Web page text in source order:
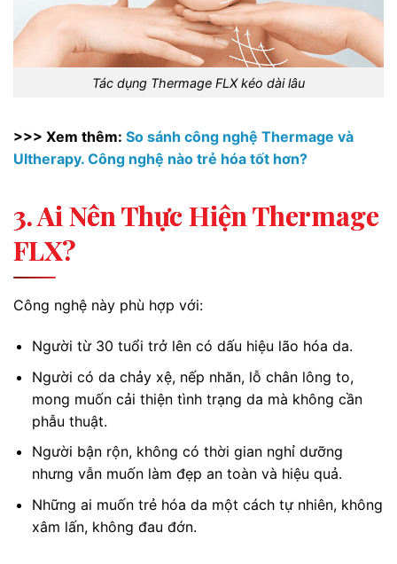
Tác dụng Thermage FLX kéo dài lâu
>>> Xem thêm: So sánh công nghệ Thermage và
Ultherapy. Công nghệ nào trẻ hóa tốt hơn?
3. Ai Nên Thực Hiện Thermage
FLX?
Công nghệ này phù hợp với:
Người từ 30 tuổi trở lên có dấu hiệu lão hóa da.
Người có da chảy xệ, nếp nhăn, lỗ chân lông to,
mong muốn cải thiện tình trạng da mà không cần
phẫu thuật.
Người bận rộn, không có thời gian nghỉ dưỡng
nhưng vẫn muốn làm đẹp an toàn và hiệu quả.
Những ai muốn trẻ hóa da một cách tự nhiên, không
xâm lấn, không đau đớn.